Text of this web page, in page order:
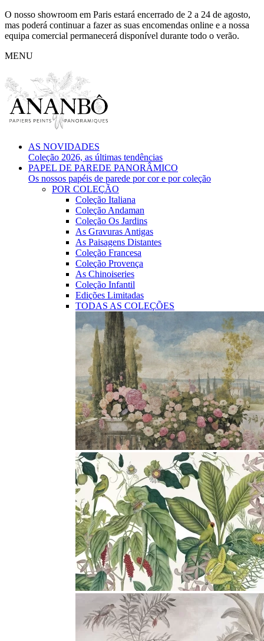
O nosso showroom em Paris estará encerrado de 2 a 24 de agosto,
mas poderá continuar a fazer as suas encomendas online e a nossa
equipa comercial permanecerá disponível durante todo o verão.
MENU
AS NOVIDADES
Coleção 2026, as últimas tendências
PAPEL DE PAREDE PANORÂMICO
Os nossos papéis de parede por cor e por coleção
POR COLEÇÃO
Coleção Italiana
Coleção Andaman
Coleção Os Jardins
As Gravuras Antigas
As Paisagens Distantes
Coleção Francesa
Coleção Provença
As Chinoiseries
Coleção Infantil
Edições Limitadas
TODAS AS COLEÇÕES